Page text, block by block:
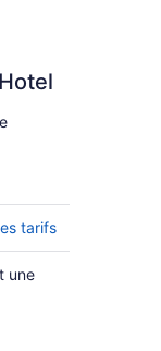
tarifs
une